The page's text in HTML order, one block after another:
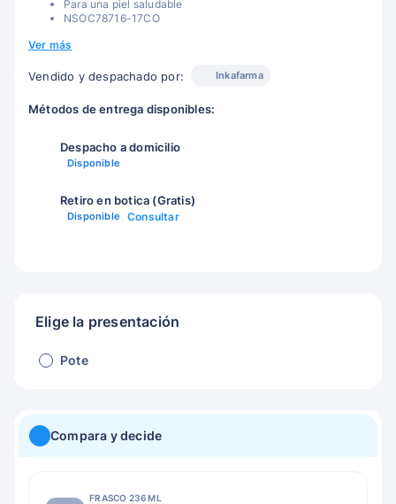
Para una piel saludable
NSOC78716-17CO
Ver más
Vendido y despachado por: Inkafarma
Métodos de entrega disponibles:
Despacho a domicilio
Disponible
Retiro en botica (Gratis)
Disponible Consultar
Elige la presentación
Pote
Compara y decide
FRASCO 236 ML